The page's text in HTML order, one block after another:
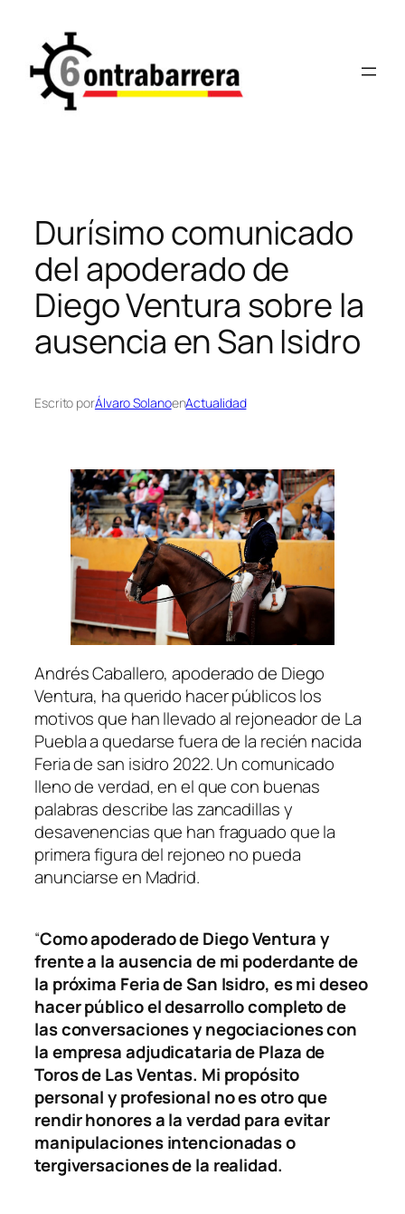
contenido
Durísimo comunicado
del apoderado de
Diego Ventura sobre la
ausencia en San Isidro
Escrito porÁlvaro SolanoenActualidad
Andrés Caballero, apoderado de Diego
Ventura, ha querido hacer públicos los
motivos que han llevado al rejoneador de La
Puebla a quedarse fuera de la recién nacida
Feria de san isidro 2022. Un comunicado
lleno de verdad, en el que con buenas
palabras describe las zancadillas y
desavenencias que han fraguado que la
primera figura del rejoneo no pueda
anunciarse en Madrid.
“Como apoderado de Diego Ventura y
frente a la ausencia de mi poderdante de
la próxima Feria de San Isidro, es mi deseo
hacer público el desarrollo completo de
las conversaciones y negociaciones con
la empresa adjudicataria de Plaza de
Toros de Las Ventas. Mi propósito
personal y profesional no es otro que
rendir honores a la verdad para evitar
manipulaciones intencionadas o
tergiversaciones de la realidad.